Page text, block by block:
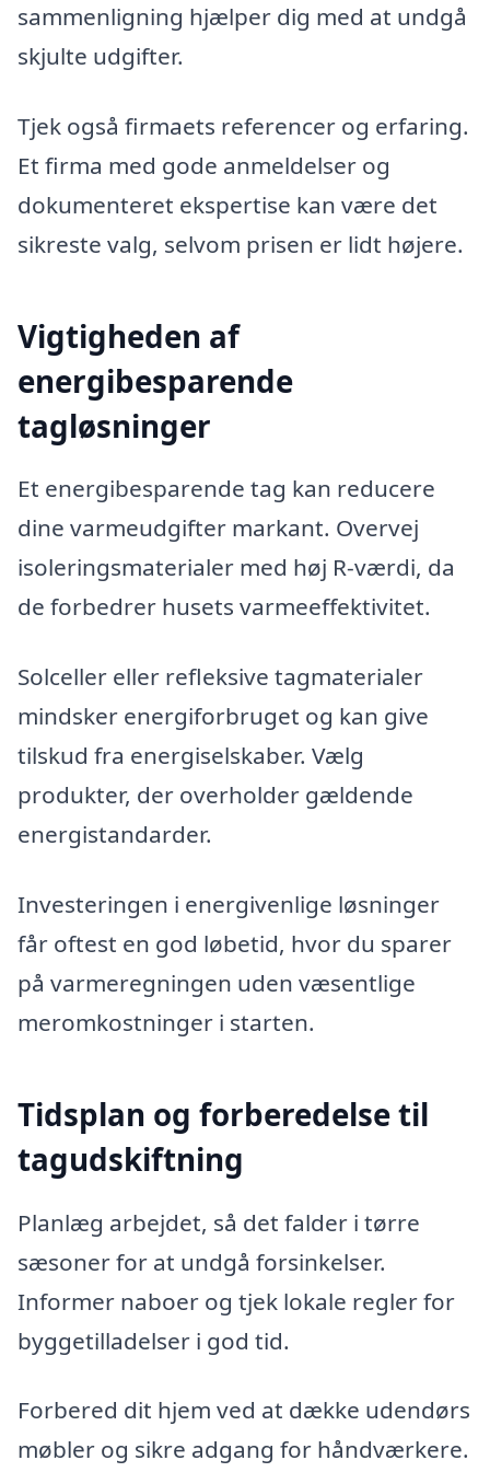
sammenligning hjælper dig med at undgå
skjulte udgifter.
Tjek også firmaets referencer og erfaring.
Et firma med gode anmeldelser og
dokumenteret ekspertise kan være det
sikreste valg, selvom prisen er lidt højere.
Vigtigheden af
energibesparende
tagløsninger
Et energibesparende tag kan reducere
dine varmeudgifter markant. Overvej
isoleringsmaterialer med høj R-værdi, da
de forbedrer husets varmeeffektivitet.
Solceller eller refleksive tagmaterialer
mindsker energiforbruget og kan give
tilskud fra energiselskaber. Vælg
produkter, der overholder gældende
energistandarder.
Investeringen i energivenlige løsninger
får oftest en god løbetid, hvor du sparer
på varmeregningen uden væsentlige
meromkostninger i starten.
Tidsplan og forberedelse til
tagudskiftning
Planlæg arbejdet, så det falder i tørre
sæsoner for at undgå forsinkelser.
Informer naboer og tjek lokale regler for
byggetilladelser i god tid.
Forbered dit hjem ved at dække udendørs
møbler og sikre adgang for håndværkere.